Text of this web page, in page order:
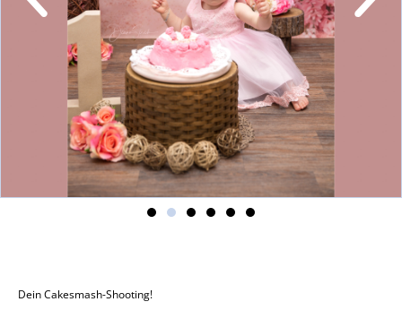
Dein Cakesmash-Shooting!